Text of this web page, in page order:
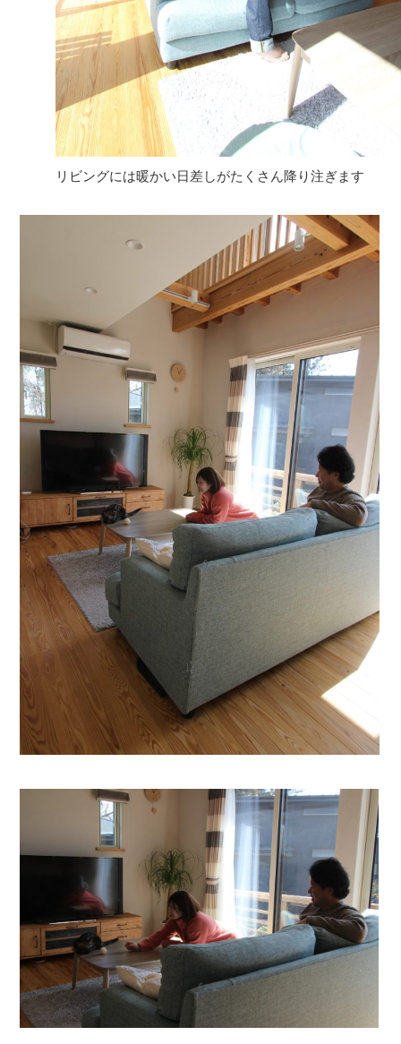
リビングには暖かい日差しがたくさん降り注ぎます